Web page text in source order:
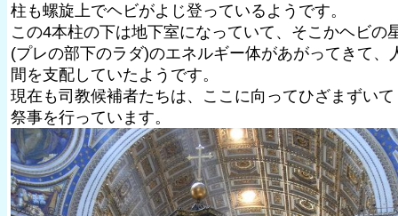
柱も螺旋上でヘビがよじ登っているようです。
この4本柱の下は地下室になっていて、そこかヘビの
(プレの部下のラダ)のエネルギー体があがってきて、
間を支配していたようです。
現在も司教候補者たちは、ここに向ってひざまずいて
祭事を行っています。